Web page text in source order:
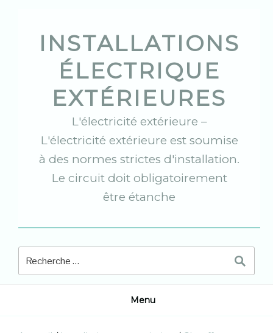
INSTALLATIONS
ÉLECTRIQUE
EXTÉRIEURES
L'électricité extérieure –
L'électricité extérieure est soumise
à des normes strictes d'installation.
Le circuit doit obligatoirement
être étanche
Menu